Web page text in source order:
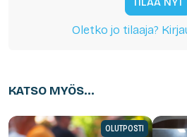
Oletko jo tilaaja?
KATSO MYÖS...
OLUTPOSTI